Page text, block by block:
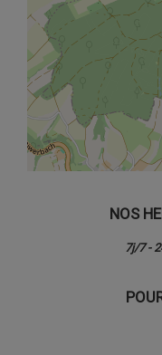
NOS
7j/7 -